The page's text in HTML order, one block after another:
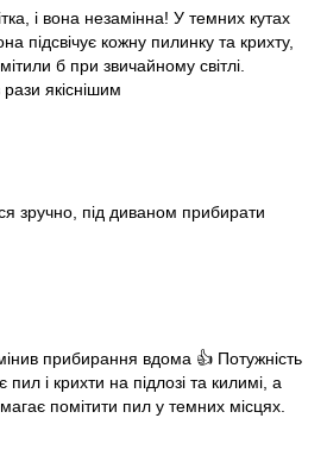
і вона незамінна! У темних кутах
підсвічує кожну пилинку та крихту,
б при звичайному світлі.
якіснішим
зручно, під диваном прибирати
прибирання вдома 👍 Потужність
і крихти на підлозі та килимі, а
помітити пил у темних місцях.